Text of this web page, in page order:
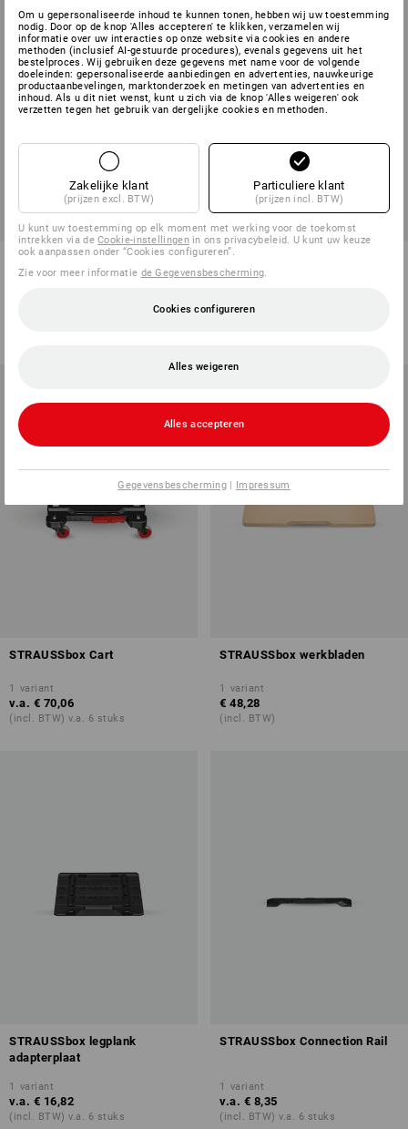
NIEUW
e.s. Adventskalender editie 8
STRAUSSbox Hybrid
adapterplaat
STRAUSSbox Cart
1 variant
v.a. € 70,06
(incl. BTW) v.a. 6 stuks
STRAUSSbox werkbladen
1 variant
€ 48,28
(incl. BTW)
STRAUSSbox legplank
adapterplaat
1 variant
v.a. € 16,82
(incl. BTW) v.a. 6 stuks
STRAUSSbox Connection Rail
1 variant
v.a. € 8,35
(incl. BTW) v.a. 6 stuks
Om u gepersonaliseerde inhoud te kunnen tonen, hebben wij uw toestemming
nodig. Door op de knop 'Alles accepteren' te klikken, verzamelen wij
informatie over uw interacties op onze website via cookies en andere
methoden (inclusief AI-gestuurde procedures), evenals gegevens uit het
bestelproces. Wij gebruiken deze gegevens met name voor de volgende
doeleinden: gepersonaliseerde aanbiedingen en advertenties, nauwkeurige
productaanbevelingen, marktonderzoek en metingen van advertenties en
inhoud. Als u dit niet wenst, kunt u zich via de knop 'Alles weigeren' ook
verzetten tegen het gebruik van dergelijke cookies en methoden.
Zakelijke klant
(prijzen excl. BTW)
Particuliere klant
(prijzen incl. BTW)
U kunt uw toestemming op elk moment met werking voor de toekomst
intrekken via deCookie-instellingenin ons privacybeleid. U kunt uw keuze
ook aanpassen onder “Cookies configureren”.
Zie voor meer informatie de Gegevensbescherming.
Cookies configureren
Alles weigeren
Alles accepteren
Gegevensbescherming | Impressum